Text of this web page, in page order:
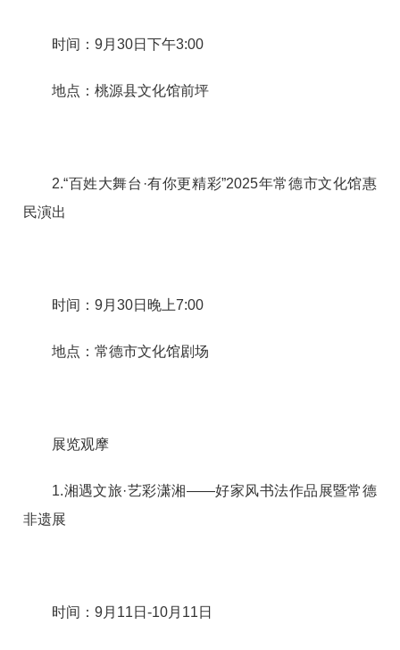
时间：9月30日下午3:00
地点：桃源县文化馆前坪
2.“百姓大舞台·有你更精彩”2025年常德市文化馆惠
民演出
时间：9月30日晚上7:00
地点：常德市文化馆剧场
展览观摩
1.湘遇文旅·艺彩潇湘——好家风书法作品展暨常德
非遗展
时间：9月11日-10月11日